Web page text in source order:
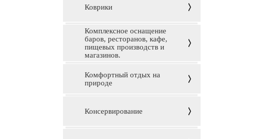
Коврики
Комплексное оснащение
баров, ресторанов, кафе,
пищевых производств и
магазинов.
Комфортный отдых на
природе
Консервирование